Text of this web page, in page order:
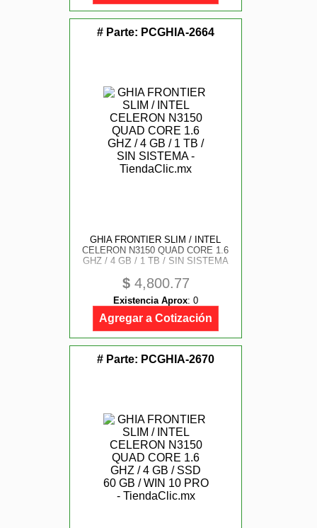
# Parte: PCGHIA-2664
GHIA FRONTIER SLIM / INTEL
CELERON N3150 QUAD CORE 1.6
GHZ / 4 GB / 1 TB / SIN SISTEMA
$4,800.77
Existencia Aprox: 0
Agregar a Cotización
# Parte: PCGHIA-2670